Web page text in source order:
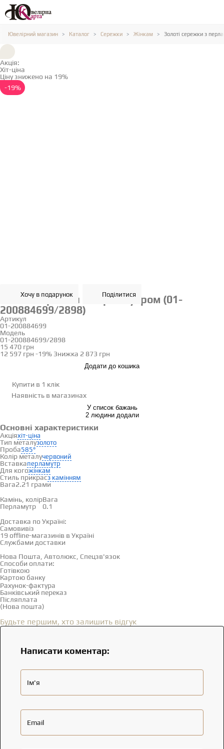
Ювелірний магазин Каталог Сережки Жінкам Золоті сережки з
Акція:
Хіт-ціна
Ціну знижено на 19%
-19%
Хочу в подарунок Поділитися
Золоті сережки з перламутром (01-
200884699/2898)
Артикул
01-200884699
Модель
01-200884699/2898
15 470 грн
12 597 грн -19% Знижка 2 873 грн
Додати до кошика
Купити в 1 клік
Наявність в магазинах
У список бажань
2 людини додали
Основні характеристики
Акціяхіт-ціна
Тип металузолото
Проба585°
Колір металучервоний
Вставкаперламутр
Для когожінкам
Стиль прикрасз камінням
Вага2.21 грами
Камінь, колірВага
Перламутр
0.1
Доставка і оплата
Доставка по Україні:
Самовивіз
19 offline-магазинів в Україні
Службами доставки
Нова Пошта, Автолюкс, Спецзв'язок
Способи оплати:
Готівкою
Картою банку
Рахунок-фактура
Банківський переказ
Післяплата
(Нова пошта)
Будьте першим, хто залишить відгук
Написати коментар:
Ім'я
Email